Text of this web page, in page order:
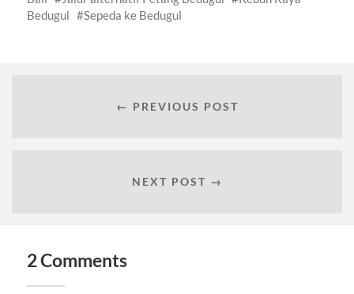
Bedugul
Sepeda ke Bedugul
← PREVIOUS POST
NEXT POST →
2 Comments